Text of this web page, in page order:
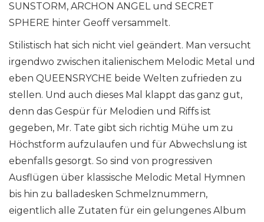
SUNSTORM, ARCHON ANGEL und SECRET
SPHERE hinter Geoff versammelt.
Stilistisch hat sich nicht viel geändert. Man versucht
irgendwo zwischen italienischem Melodic Metal und
eben QUEENSRYCHE beide Welten zufrieden zu
stellen. Und auch dieses Mal klappt das ganz gut,
denn das Gespür für Melodien und Riffs ist
gegeben, Mr. Tate gibt sich richtig Mühe um zu
Höchstform aufzulaufen und für Abwechslung ist
ebenfalls gesorgt. So sind von progressiven
Ausflügen über klassische Melodic Metal Hymnen
bis hin zu balladesken Schmelznummern,
eigentlich alle Zutaten für ein gelungenes Album